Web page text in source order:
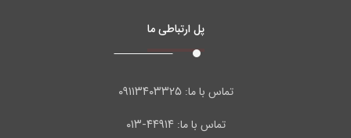
پل ارتباطی ما
تماس با ما:۰۹۱۱۳۴۰۳۳۲۵
تماس با ما: ۴۴۹۱۴-۰۱۳